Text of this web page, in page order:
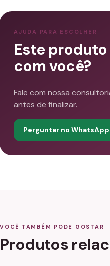
AJUDA PARA ESCOLHER
Este
com você?
Fale com nossa
antes de finalizar.
Perguntar no WhatsApp
VOCÊ TAMBÉM PODE GOSTAR
Produtos